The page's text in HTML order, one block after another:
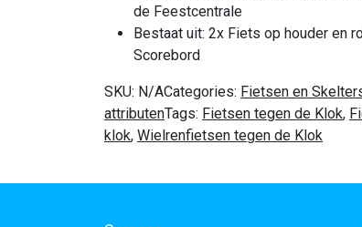
de Feestcentrale
Bestaat uit: 2x Fiets op houder en
Scorebord
SKU: N/ACategories: Fietsen en
attributenTags: Fietsen tegen de Klok,
klok, Wielrenfietsen tegen de Klok